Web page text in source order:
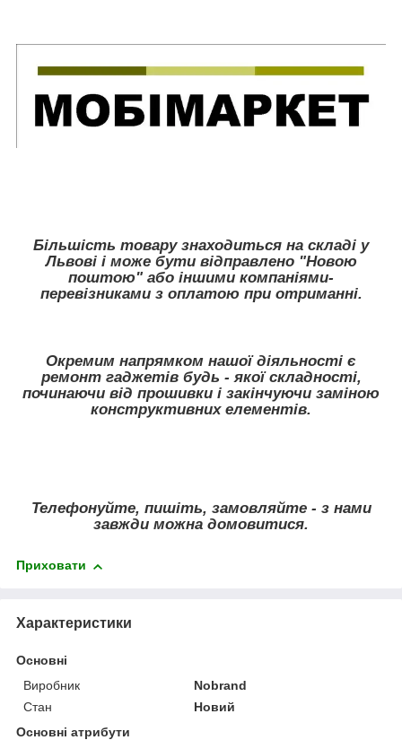
Більшість товару знаходиться на складі у
Львові і може бути відправлено "Новою
поштою" або іншими компаніями-
перевізниками з оплатою при отриманні.
Окремим напрямком нашої діяльності є
ремонт гаджетів будь - якої складності,
починаючи від прошивки і закінчуючи заміною
конструктивних елементів.
Телефонуйте, пишіть, замовляйте - з нами
завжди можна домовитися.
Приховати
Характеристики
Основні
Виробник
Nobrand
Стан
Новий
Основні атрибути